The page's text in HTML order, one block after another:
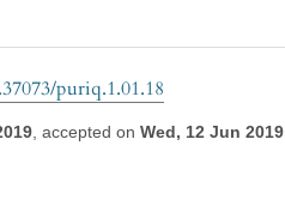
puriq.1.01.18
accepted on Wed, 12 Jun 2019